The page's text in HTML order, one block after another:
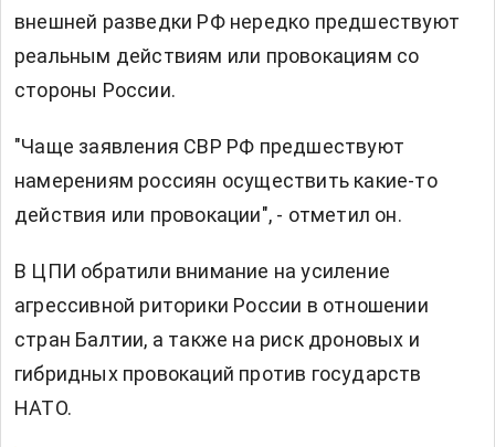
внешней разведки РФ нередко предшествуют
реальным действиям или провокациям со
стороны России.
"Чаще заявления СВР РФ предшествуют
намерениям россиян осуществить какие-то
действия или провокации", - отметил он.
В ЦПИ обратили внимание на усиление
агрессивной риторики России в отношении
стран Балтии, а также на риск дроновых и
гибридных провокаций против государств
НАТО.